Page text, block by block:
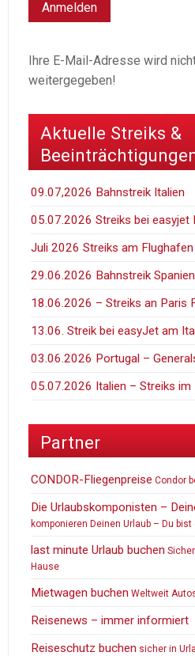
Ihre E-Mail-Adresse wird
weitergegeben!
Aktuelle Streiks &
09.07,2026 Bahnstreik Italien
05.07.2026 Streiks bei easyjet
Juli 2026 Streiks am
29.06.2026 Bahnstreik Spanien
18.06.2026 – Streiks an Paris
13.06. Streik bei easyJet am
03.06.2026 Portugal –
05.07.2026 Italien – Streiks im
Partner
CONDOR-Fliegenpreise Condor
Die Urlaubskomponisten –
komponieren Deinen Urlaub – Du
last minute Urlaub buchen
Hause
Mietwagen buchen Weltweit
Reisenews – immer informiert
Reiseschutz buchen sicher in